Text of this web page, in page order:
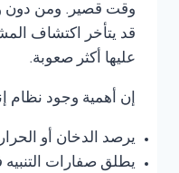
وقت قصير. ومن دون
قد يتأخر اكتشاف
عليها أكثر صعوبة.
إن أهمية وجود نظام
يرصد الدخان أو
يطلق صفارات التنبيه